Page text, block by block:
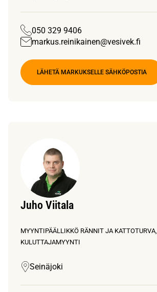
050 329 9406
markus.reinikainen@vesivek.fi
LÄHETÄ MARKUKSELLE SÄHKÖPOSTIA
Juho Viitala
MYYNTIPÄÄLLIKKÖ RÄNNIT JA KATTOTURVA,
KULUTTAJAMYYNTI
Seinäjoki